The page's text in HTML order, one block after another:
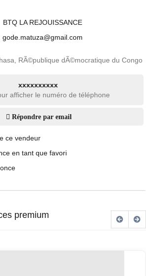
BTQ LA REJOUISSANCE
gode.matuza@gmail.com
RÃ©publique dÃ©mocratique du Congo
xxxxxxxxxx
afficher le numéro de téléphone
Répondre par email
ce vendeur
en tant que favori
premium